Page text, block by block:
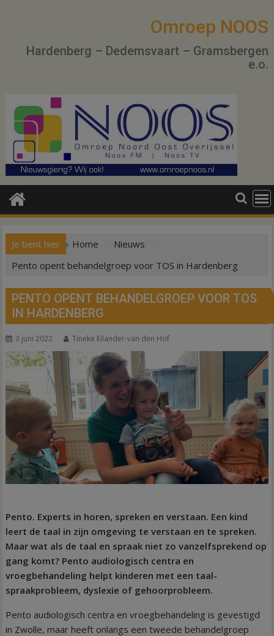
Omroep NOOS
Hardenberg – Dedemsvaart – Gramsbergen
e.o.
Je bent hier Home
Nieuws
Pento opent behandelgroep voor TOS in Hardenberg
PENTO OPENT BEHANDELGROEP VOOR TOS
IN HARDENBERG
3 juni 2022 Tineke Eilander-van den Hof
Pento. Experts in horen, spreken en verstaan. Een kind
leert de taal in zijn omgeving te verstaan en te spreken.
Maar wat als de taal en spraak niet zo vanzelfsprekend op
gang komt? Pento audiologisch centra en
vroegbehandeling helpt kinderen met een taal-
spraakprobleem, dyslexie of gehoorprobleem.
Pento audiologisch centra en vroegbehandeling is gevestigd
in Zwolle, maar heeft onlangs een tweede behandelgroep